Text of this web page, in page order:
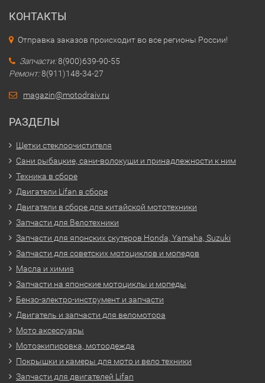
КОНТАКТЫ
Отправка заказов происходит во все регионы России!
Запчасти:8(900)639-90-55
Ремонт:8(911)148-34-27
magazin@motodraiv.ru
РАЗДЕЛЫ
Щетки стеклоочистителя
Сани рыбацкие, сани-волокуши и принадлежности к ним
Техника в сборе
Двигатели Lifan в сборе
Двигатели в сборе для китайской мототехники
Запчасти для Велотехники
Запчасти для японских скутеров Honda, Yamaha, Suzuki
Запчасти для советских мотоциклов и мопедов
Масла и химия
Запчасти на японские мотоциклы и мопеды
Бензо-электро-инструмент и запчасти
Двигатель и запчасти для веломотора
Мото аксессуары
Мотоэкипировка, мотоодежда
Покрышки и камеры для мото и вело техники
Запчасти для двигателей Lifan